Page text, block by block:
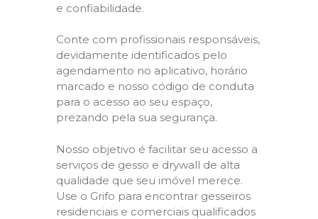
e confiabilidade.
Conte com profissionais responsáveis,
devidamente identificados pelo
agendamento no aplicativo, horário
marcado e nosso código de conduta
para o acesso ao seu espaço,
prezando pela sua segurança.
Nosso objetivo é facilitar seu acesso a
serviços de gesso e drywall de alta
qualidade que seu imóvel merece.
Use o Grifo para encontrar gesseiros
residenciais e comerciais qualificados